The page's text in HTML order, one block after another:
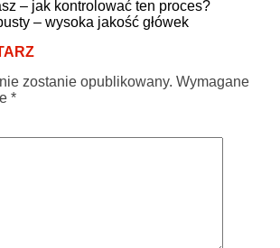
– jak kontrolować ten proces?
– wysoka jakość główek
zostanie opublikowany. Wymagane
*